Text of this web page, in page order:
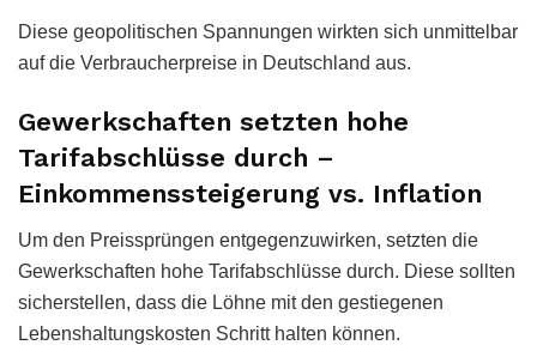
Diese geopolitischen Spannungen wirkten sich unmittelbar
auf die Verbraucherpreise in Deutschland aus.
Gewerkschaften setzten hohe
Tarifabschlüsse durch –
Einkommenssteigerung vs. Inflation
Um den Preissprüngen entgegenzuwirken, setzten die
Gewerkschaften hohe Tarifabschlüsse durch. Diese sollten
sicherstellen, dass die Löhne mit den gestiegenen
Lebenshaltungskosten Schritt halten können.